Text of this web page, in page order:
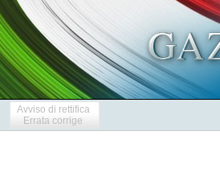
Avviso di rettifica
Errata corrige